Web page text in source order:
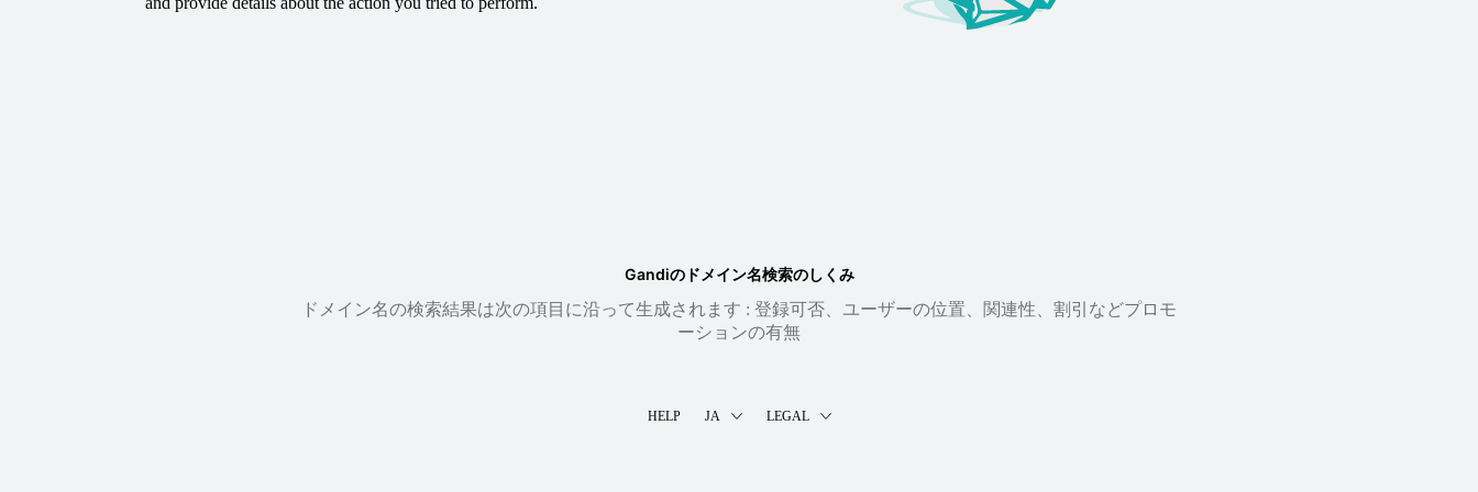
Gandiのドメイン名検索のしくみ
ドメイン名の検索結果は次の項目に沿って生成されます : 登録可否、ユーザーの位置、関連性、割引などプロモ
ーションの有無
HELP JA LEGAL